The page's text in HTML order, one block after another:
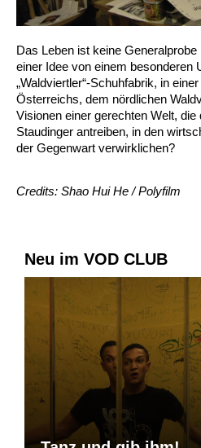
Das Leben ist keine
einer Idee von einem besonderen
„Waldviertler“-Schuhfabrik, in
Österreichs, dem nördlichen
Visionen einer gerechten Welt,
Staudinger antreiben, in den
der Gegenwart verwirklichen?
Credits: Shao Hui He / Polyfilm
Neu im VOD CLUB